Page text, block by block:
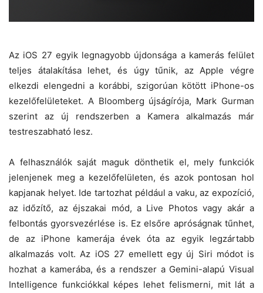
Az iOS 27 egyik legnagyobb újdonsága a kamerás felület
teljes átalakítása lehet, és úgy tűnik, az Apple végre
elkezdi elengedni a korábbi, szigorúan kötött iPhone-os
kezelőfelületeket. A Bloomberg újságírója, Mark Gurman
szerint az új rendszerben a Kamera alkalmazás már
testreszabható lesz.
A felhasználók saját maguk dönthetik el, mely funkciók
jelenjenek meg a kezelőfelületen, és azok pontosan hol
kapjanak helyet. Ide tartozhat például a vaku, az expozíció,
az időzítő, az éjszakai mód, a Live Photos vagy akár a
felbontás gyorsvezérlése is. Ez elsőre apróságnak tűnhet,
de az iPhone kamerája évek óta az egyik legzártabb
alkalmazás volt. Az iOS 27 emellett egy új Siri módot is
hozhat a kamerába, és a rendszer a Gemini-alapú Visual
Intelligence funkciókkal képes lehet felismerni, mit lát a